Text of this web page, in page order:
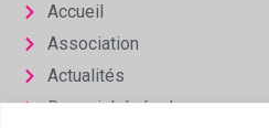
Accueil
Association
Actualités
Devenir bénévole